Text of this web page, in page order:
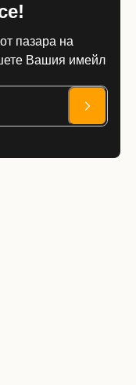
пазара на
Вашия имейл